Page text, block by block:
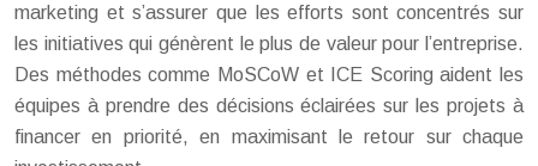
marketing et s’assurer que les efforts sont concentrés sur
les initiatives qui génèrent le plus de valeur pour l’entreprise.
Des méthodes comme MoSCoW et ICE Scoring aident les
équipes à prendre des décisions éclairées sur les projets à
financer en priorité, en maximisant le retour sur chaque